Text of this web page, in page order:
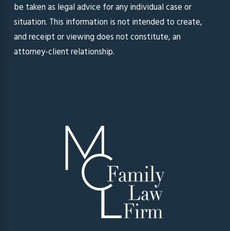
be taken as legal advice for any individual case or
situation. This information is not intended to create,
and receipt or viewing does not constitute, an
attorney-client relationship.